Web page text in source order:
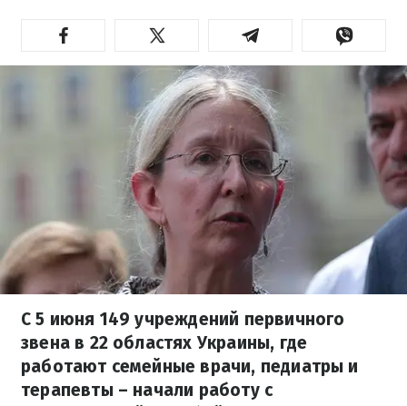
С 5 июня 149 учреждений первичного
звена в 22 областях Украины, где
работают семейные врачи, педиатры и
терапевты – начали работу с